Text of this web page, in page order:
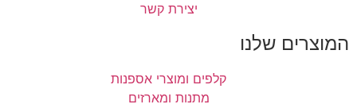
יצירת קשר
המוצרים שלנו
קלפים ומוצרי אספנות
מתנות ומארזים